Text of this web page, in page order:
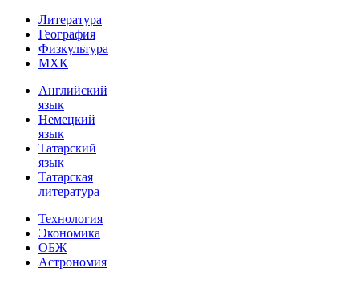
Литература
География
Физкультура
МХК
Английский
язык
Немецкий
язык
Татарский
язык
Татарская
литература
Технология
Экономика
ОБЖ
Астрономия